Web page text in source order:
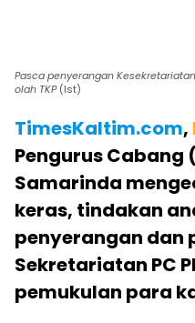
Pasca penyerangan
olah TKP(Ist)
TimesKaltim.com,
Pengurus Cabang
Samarinda
keras, tindakan
penyerangan dan
Sekretariatan PC
pemukulan para